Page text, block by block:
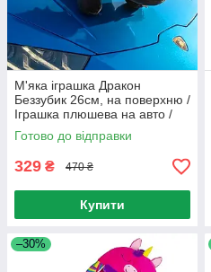
М'яка іграшка Дракон
Беззубик 26см, на поверхню /
Іграшка плюшева на авто /
Іграшка дракон у машину
Готово до відправки
329 ₴ 470 ₴
Купити
–30%